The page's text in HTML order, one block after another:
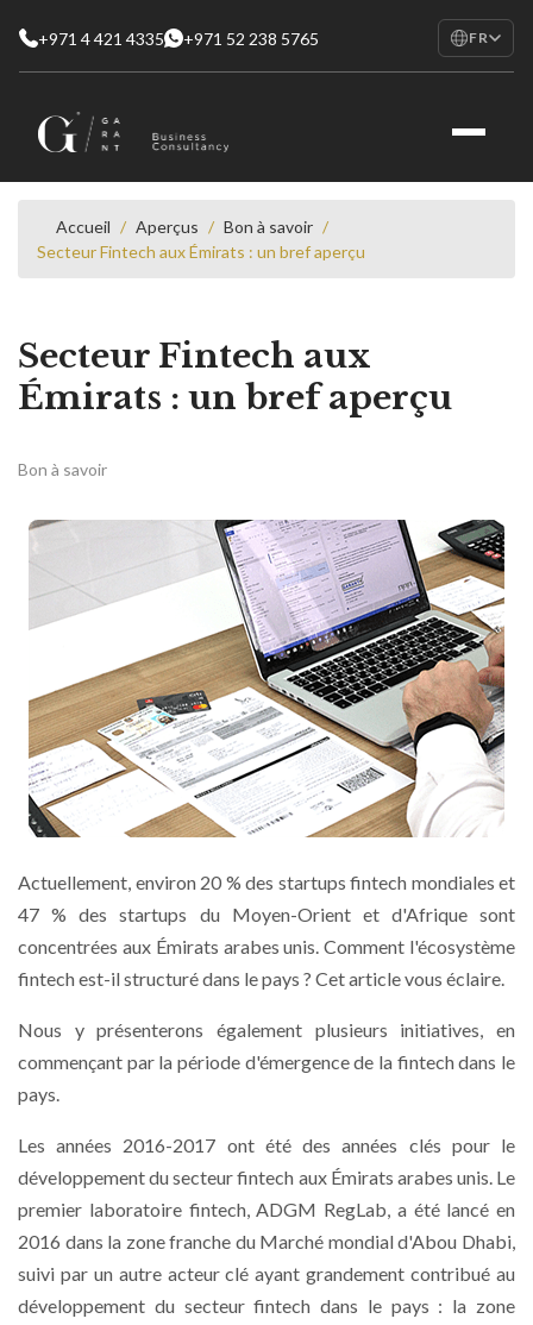
+971 4 421 4335 +971 52 238 5765 FR
AR
Accueil / Aperçus / Bon à savoir /
Secteur Fintech aux Émirats : un bref aperçu
Secteur Fintech aux
Émirats : un bref aperçu
Bon à savoir
Actuellement, environ 20 % des startups fintech mondiales et
47 % des startups du Moyen-Orient et d'Afrique sont
concentrées aux Émirats arabes unis. Comment l'écosystème
fintech est-il structuré dans le pays ? Cet article vous éclaire.
Nous y présenterons également plusieurs initiatives, en
commençant par la période d'émergence de la fintech dans le
pays.
Les années 2016-2017 ont été des années clés pour le
développement du secteur fintech aux Émirats arabes unis. Le
premier laboratoire fintech, ADGM RegLab, a été lancé en
2016 dans la zone franche du Marché mondial d'Abou Dhabi,
suivi par un autre acteur clé ayant grandement contribué au
développement du secteur fintech dans le pays : la zone